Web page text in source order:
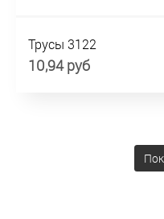
Трусы 3122
10,94 руб